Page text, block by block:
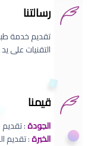
رسالتنا
تقديم خدمة
التقنيات على
قيمنا
الجودة:
الخبرة: تقديم